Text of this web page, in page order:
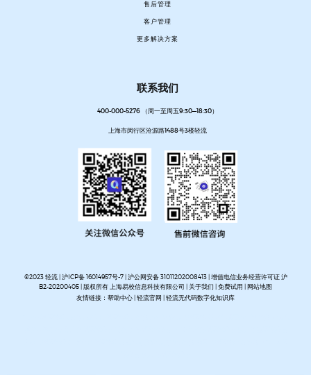
售后管理
客户管理
更多解决方案
联系我们
400-000-5276 （周一至周五9:30—18:30）
上海市闵行区沧源路1488号3楼轻流
©2023 轻流 | 沪ICP备 16014957号-7| 沪公网安备 31011202008413 | 增值电信业务经营许可证 沪
B2-20200405 | 版权所有 上海易校信息科技有限公司 | 关于我们 免费试用
网站地图
友情链接： 帮助中心 轻流官网 轻流无代码数字化知识库